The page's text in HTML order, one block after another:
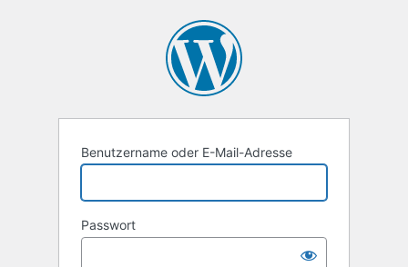
Benutzername oder E-Mail-Adresse
Passwort